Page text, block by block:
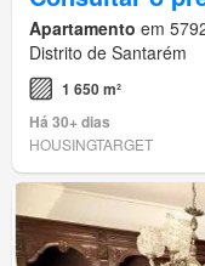
Apartamento em
Distrito de Santarém
1 650 m²
Há 30+ dias
HOUSINGTARGET